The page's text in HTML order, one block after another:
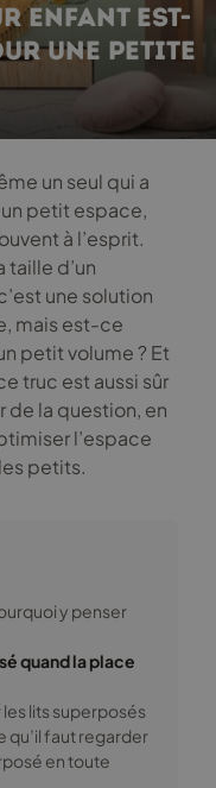
ENFANT EST-
UNE PETITE
un seul qui a
petit espace,
à l’esprit.
d’un
une solution
mais est-ce
petit volume ? Et
truc est aussi sûr
de la question, en
l’espace
petits.
y penser
quand la place
lits superposés
qu’il faut regarder
en toute